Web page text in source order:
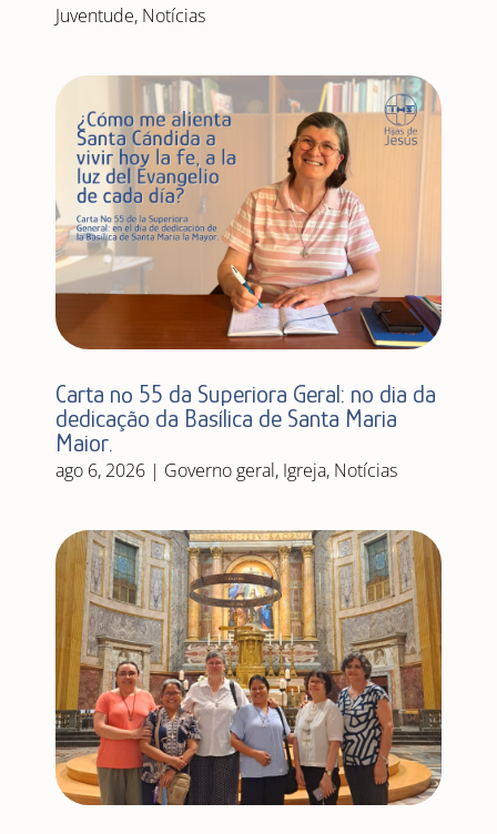
Juventude, Notícias
Carta nº 55 da Superiora Geral: no dia da
dedicação da Basílica de Santa Maria
Maior.
ago 6, 2026| Governo geral, Igreja, Notícias